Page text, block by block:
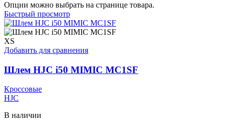
Опции можно выбрать на странице товара.
Быстрый просмотр
XS
Добавить для сравнения
Шлем HJC i50 MIMIC MC1SF
Кроссовые
HJC
В наличии